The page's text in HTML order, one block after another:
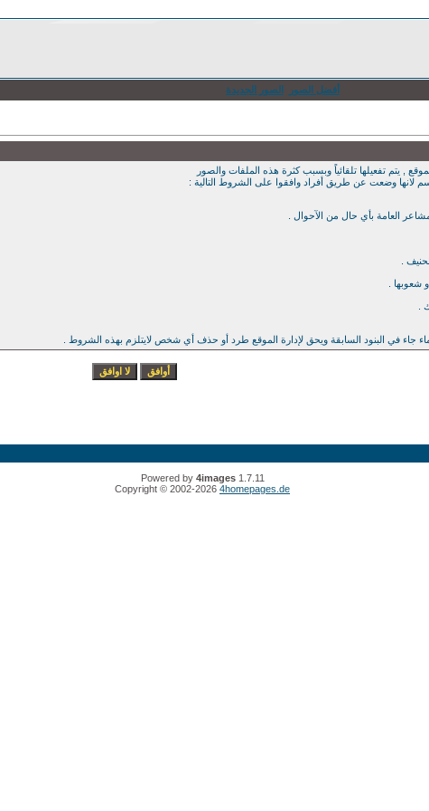
أفضل الصور
الصور الجديدة
, يتم تفعيلها تلقائياً وبسبب كثرة هذه الملفات والصور
لانها وضعت عن طريق أفراد وافقوا على الشروط التالية :
جاء في البنود السابقة ويحق لإدارة الموقع طرد أو حذف أي شخص لايتلزم بهذه الشروط .
Powered by 4images1.7.11
Copyright © 2002-2026 4homepages.de